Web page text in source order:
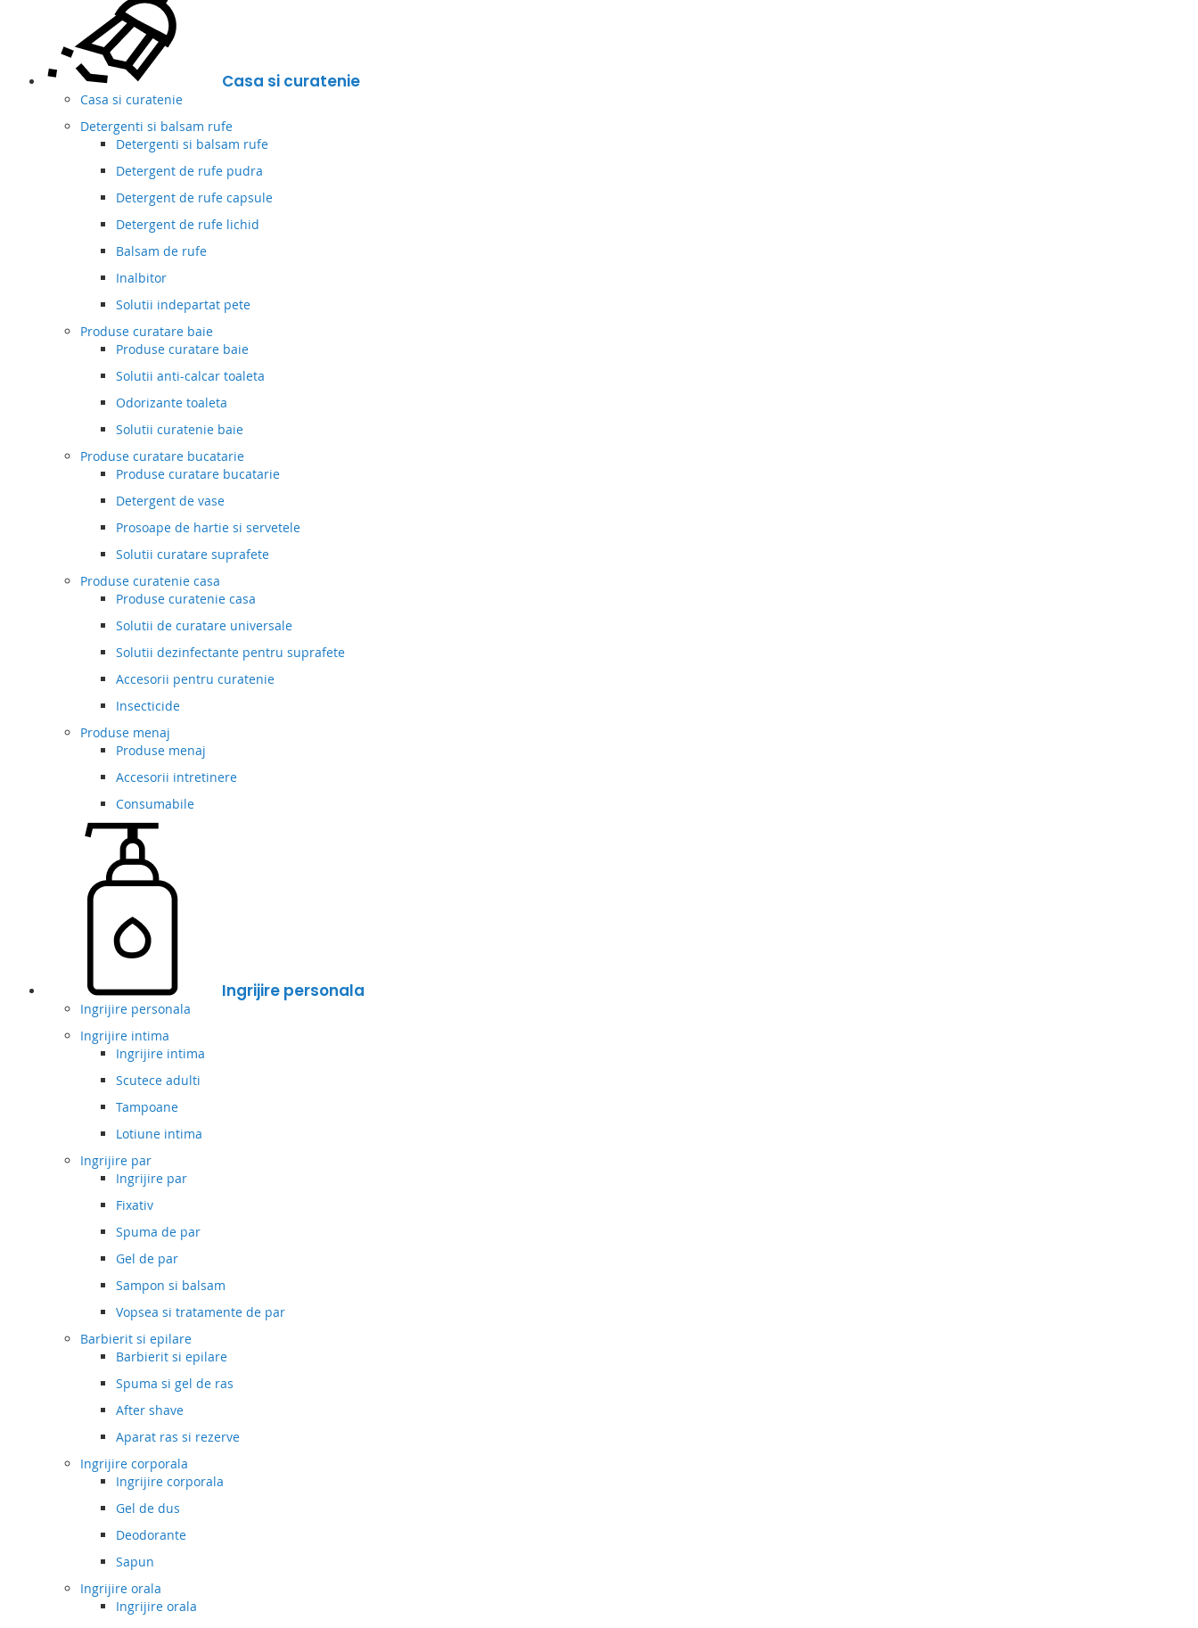
Casa si curatenie
Casa si curatenie
Detergenti si balsam rufe
Detergenti si balsam rufe
Detergent de rufe pudra
Detergent de rufe capsule
Detergent de rufe lichid
Balsam de rufe
Inalbitor
Solutii indepartat pete
Produse curatare baie
Produse curatare baie
Solutii anti-calcar toaleta
Odorizante toaleta
Solutii curatenie baie
Produse curatare bucatarie
Produse curatare bucatarie
Detergent de vase
Prosoape de hartie si servetele
Solutii curatare suprafete
Produse curatenie casa
Produse curatenie casa
Solutii de curatare universale
Solutii dezinfectante pentru suprafete
Accesorii pentru curatenie
Insecticide
Produse menaj
Produse menaj
Accesorii intretinere
Consumabile
Ingrijire personala
Ingrijire personala
Ingrijire intima
Ingrijire intima
Scutece adulti
Tampoane
Lotiune intima
Ingrijire par
Ingrijire par
Fixativ
Spuma de par
Gel de par
Sampon si balsam
Vopsea si tratamente de par
Barbierit si epilare
Barbierit si epilare
Spuma si gel de ras
After shave
Aparat ras si rezerve
Ingrijire corporala
Ingrijire corporala
Gel de dus
Deodorante
Sapun
Ingrijire orala
Ingrijire orala